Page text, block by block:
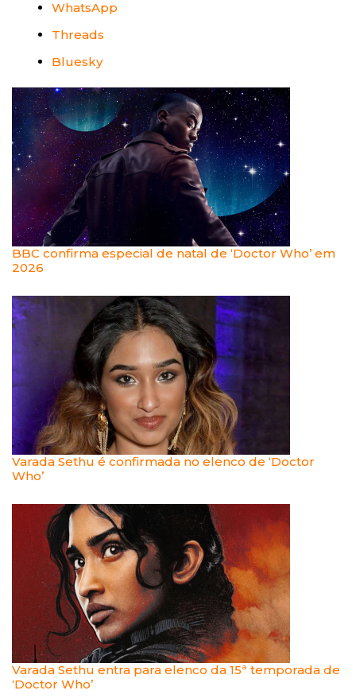
WhatsApp
Threads
Bluesky
BBC confirma especial de natal de ‘Doctor Who’ em
2026
Varada Sethu é confirmada no elenco de ‘Doctor
Who’
Varada Sethu entra para elenco da 15ª temporada de
‘Doctor Who’